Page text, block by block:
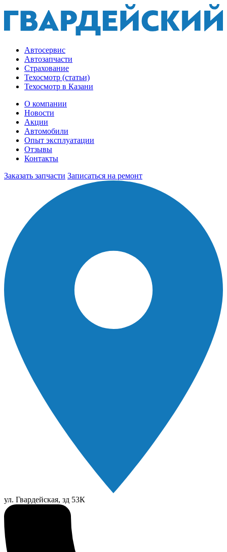
Автосервис
Автозапчасти
Страхование
Техосмотр (статьи)
Техосмотр в Казани
О компании
Новости
Акции
Автомобили
Опыт эксплуатации
Отзывы
Контакты
Заказать запчасти Записаться на ремонт
ул. Гвардейская, зд 53К